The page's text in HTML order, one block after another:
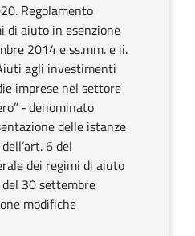
Regolamento
di aiuto in esenzione
2014 e ss.mm. e ii.
agli investimenti
imprese nel settore
‐ denominato
delle istanze
6 del
dei regimi di aiuto
30 settembre
modifiche